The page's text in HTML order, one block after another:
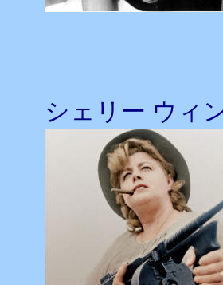
シェリー ウィ